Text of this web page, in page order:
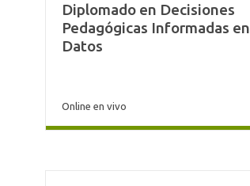
Diplomado en Decisiones
Pedagógicas Informadas en
Datos
Online en vivo